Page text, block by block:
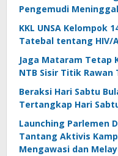
Pengemudi
KKL UNSA Kelompok
Tatebal tentang HIV/
Jaga Mataram Tetap
NTB Sisir Titik Rawan
Beraksi Hari Sabtu
Tertangkap Hari
Launching Parlemen
Tantang Aktivis
Mengawasi dan